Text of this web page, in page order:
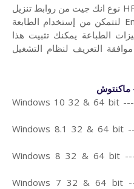
تحميل تعريف طابعة HP Envy 5547 نوع انك جيت من روابط تنزيل
مباشرة لتعريف طابعة Envy 5547 لتتمكن من إستخدام الطابعة
الطباعة يمكنك تثبيت هذا
التعريف لنظام التشغيل
ماكنتوش
Windows 10 32 & 64 bit
Windows 8.1 32 & 64 bit
Windows 8 32 & 64 bit
Windows 7 32 & 64 bit